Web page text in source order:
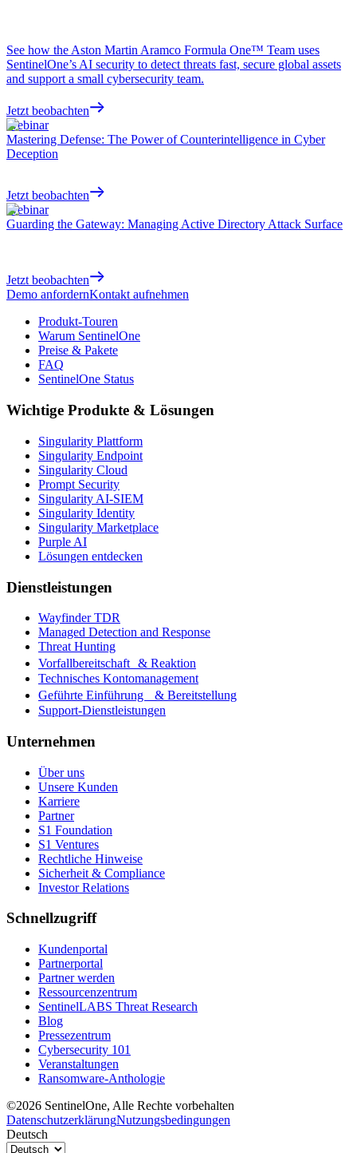
See how the Aston Martin Aramco Formula One™ Team uses
SentinelOne’s AI security to detect threats fast, secure global assets
and support a small cybersecurity team.
Jetzt beobachten
Webinar
Mastering Defense: The Power of Counterintelligence in Cyber
Deception
Jetzt beobachten
Webinar
Guarding the Gateway: Managing Active Directory Attack Surface
Jetzt beobachten
Demo anfordernKontakt aufnehmen
Produkt-Touren
Warum SentinelOne
Preise & Pakete
FAQ
SentinelOne Status
Wichtige Produkte & Lösungen
Singularity Plattform
Singularity Endpoint
Singularity Cloud
Prompt Security
Singularity AI-SIEM
Singularity Identity
Singularity Marketplace
Purple AI
Lösungen entdecken
Dienstleistungen
Wayfinder TDR
Managed Detection and Response
Threat Hunting
Vorfallbereitschaft & Reaktion
Technisches Kontomanagement
Geführte Einführung & Bereitstellung
Support-Dienstleistungen
Unternehmen
Über uns
Unsere Kunden
Karriere
Partner
S1 Foundation
S1 Ventures
Rechtliche Hinweise
Sicherheit & Compliance
Investor Relations
Schnellzugriff
Kundenportal
Partnerportal
Partner werden
Ressourcenzentrum
SentinelLABS Threat Research
Blog
Pressezentrum
Cybersecurity 101
Veranstaltungen
Ransomware-Anthologie
©2026 SentinelOne, Alle Rechte vorbehalten
DatenschutzerklärungNutzungsbedingungen
Deutsch